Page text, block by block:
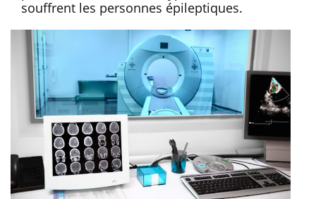
souffrent les personnes épileptiques.